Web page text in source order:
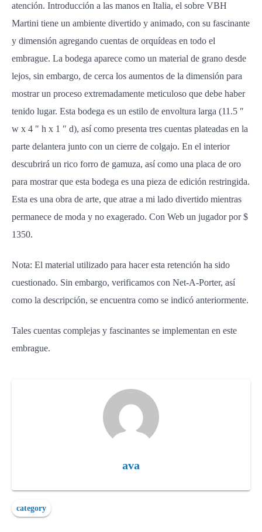
atención. Introducción a las manos en Italia, el sobre VBH
Martini tiene un ambiente divertido y animado, con su fascinante
y dimensión agregando cuentas de orquídeas en todo el
embrague. La bodega aparece como un material de grano desde
lejos, sin embargo, de cerca los aumentos de la dimensión para
mostrar un proceso extremadamente meticuloso que debe haber
tenido lugar. Esta bodega es un estilo de envoltura larga (11.5 ″
w x 4 ″ h x 1 ″ d), así como presenta tres cuentas plateadas en la
parte delantera junto con un cierre de colgajo. En el interior
descubrirá un rico forro de gamuza, así como una placa de oro
para mostrar que esta bodega es una pieza de edición restringida.
Esta es una obra de arte, que atrae a mi lado divertido mientras
permanece de moda y no exagerado. Con Web un jugador por $
1350.
Nota: El material utilizado para hacer esta retención ha sido
cuestionado. Sin embargo, verificamos con Net-A-Porter, así
como la descripción, se encuentra como se indicó anteriormente.
Tales cuentas complejas y fascinantes se implementan en este
embrague.
ava
category